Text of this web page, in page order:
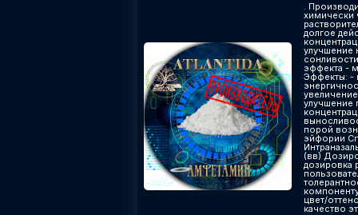
.
химически
долгое
улучшение
эффекта -
Эффекты​: -
улучшение
порой
эйфории
(вв)
дозировка
цвет/
качество